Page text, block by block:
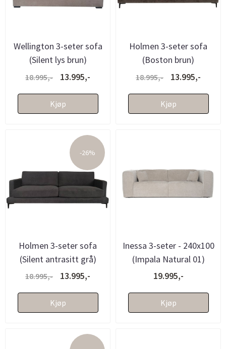
Wellington 3-seter sofa
(Silent lys brun)
18.995,- 13.995,-
Kjøp
Holmen 3-seter sofa
(Boston brun)
18.995,- 13.995,-
Kjøp
-26%
Holmen 3-seter sofa
(Silent antrasitt grå)
18.995,- 13.995,-
Kjøp
Inessa 3-seter - 240x100
(Impala Natural 01)
19.995,-
Kjøp